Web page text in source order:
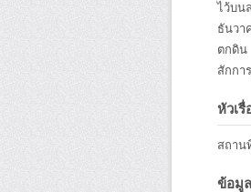
ไว้บน
ธันวา
ตกดิน
สักกา
หัวเรื่
สถาน
ข้อมู